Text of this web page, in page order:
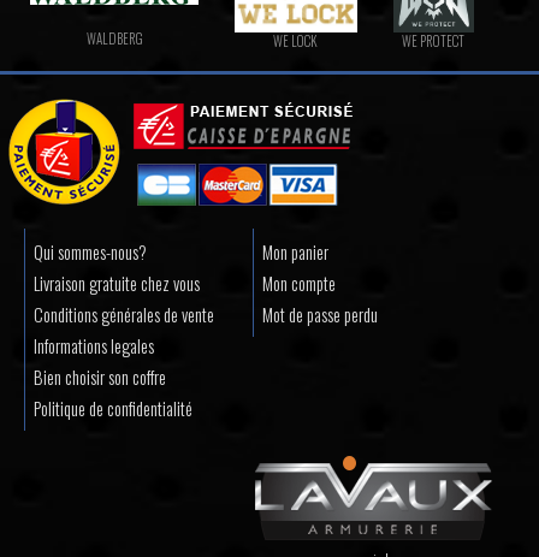
WALDBERG WE LOCK WE PROTECT
Qui sommes-nous?
Livraison gratuite chez vous
Conditions générales de vente
Informations legales
Bien choisir son coffre
Politique de confidentialité
Mon panier
Mon compte
Mot de passe perdu